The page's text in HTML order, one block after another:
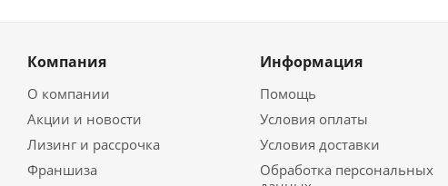
Компания
О компании
Акции и новости
Лизинг и рассрочка
Франшиза
Информация
Помощь
Условия оплаты
Условия доставки
Обработка персональных